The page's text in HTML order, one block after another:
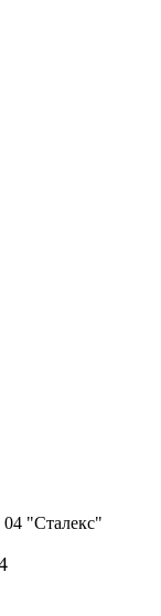
04 "Сталекс"